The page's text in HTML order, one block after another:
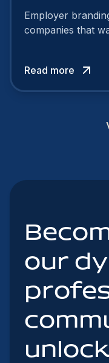
Employer
companies that
attract the best
Read more
our